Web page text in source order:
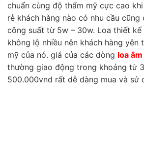
chuẩn cùng độ thẩm mỹ cực cao
rẻ khách hàng nào có nhu cầu cũng
công suất từ 5w – 30w. Loa thiết
không lộ nhiều nên khách hàng yên
mỹ của nó. giá của các dòng loa
thường giao động trong khoảng từ
500.000vnd rất dễ dàng mua và sử